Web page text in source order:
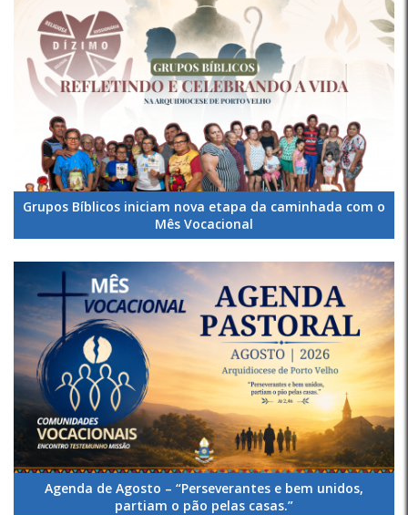
Grupos Bíblicos iniciam nova etapa da caminhada com o
Mês Vocacional
Agenda de Agosto – “Perseverantes e bem unidos,
partiam o pão pelas casas.”